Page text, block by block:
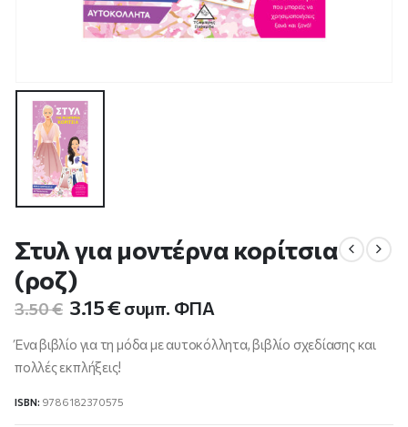
Στυλ για μοντέρνα κορίτσια
(ροζ)
3.50€ Original
was:
3.50 €.
3.15€Η
τρέχουσα
τιμή
είναι:
συμπ. ΦΠΑ
Ένα βιβλίο για τη μόδα με αυτοκόλλητα, βιβλίο σχεδίασης και
πολλές εκπλήξεις!
ISBN: 9786182370575